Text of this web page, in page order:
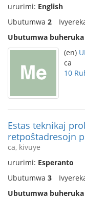
ururimi: English
Ubutumwa 2
Ubutumwa buheruka
(en)
ca
10
Estas teknikaj
retpoŝtadresojn
ca, kivuye
ururimi: Esperanto
Ubutumwa 3
Ubutumwa buheruka